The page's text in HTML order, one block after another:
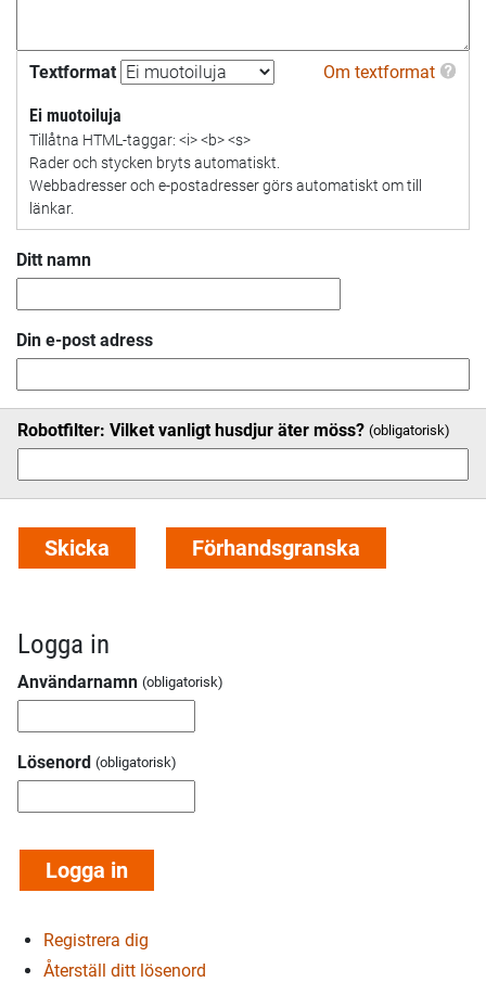
Om textformat
Textformat
Ei muotoiluja
Tillåtna HTML-taggar: <i> <b> <s>
Rader och stycken bryts automatiskt.
Webbadresser och e-postadresser görs automatiskt om till
länkar.
Ditt namn
Din e-post adress
Robotfilter: Vilket vanligt husdjur äter möss?
Logga in
Användarnamn
Lösenord
Registrera dig
Återställ ditt lösenord